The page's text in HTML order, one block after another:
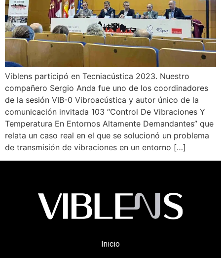
Viblens participó en Tecniacústica 2023. Nuestro
compañero Sergio Anda fue uno de los coordinadores
de la sesión VIB-0 Vibroacústica y autor único de la
comunicación invitada 103 “Control De Vibraciones Y
Temperatura En Entornos Altamente Demandantes” que
relata un caso real en el que se solucionó un problema
de transmisión de vibraciones en un entorno […]
Inicio